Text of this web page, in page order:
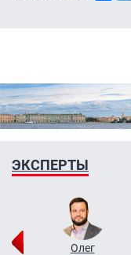
ЭКСПЕРТЫ
Олег